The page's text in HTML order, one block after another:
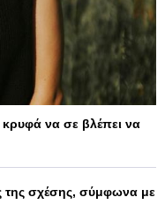
να σε βλέπει να
της σχέσης, σύμφωνα με